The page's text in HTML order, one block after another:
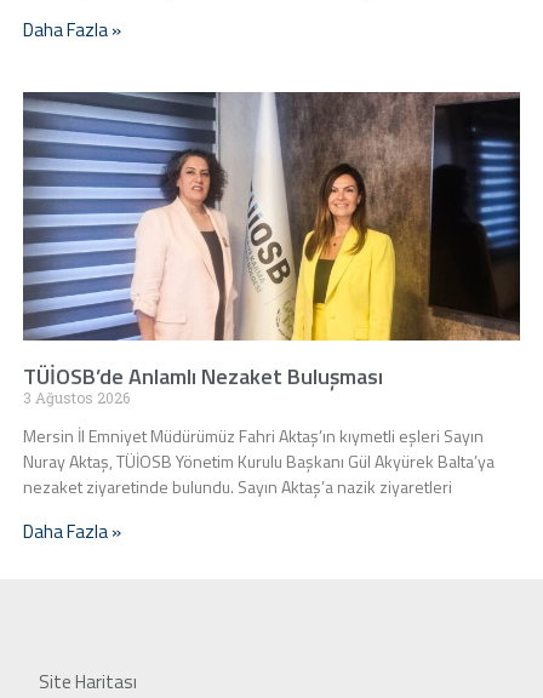
Daha Fazla »
TÜİOSB’de Anlamlı Nezaket Buluşması
3 Ağustos 2026
Mersin İl Emniyet Müdürümüz Fahri Aktaş’ın kıymetli eşleri Sayın
Nuray Aktaş, TÜİOSB Yönetim Kurulu Başkanı Gül Akyürek Balta’ya
nezaket ziyaretinde bulundu. Sayın Aktaş’a nazik ziyaretleri
Daha Fazla »
Site Haritası